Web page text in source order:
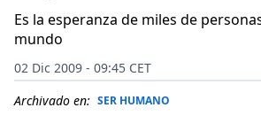
Es la esperanza de miles de
mundo
02 Dic 2009 - 09:45 CET
Archivado en: SER HUMANO